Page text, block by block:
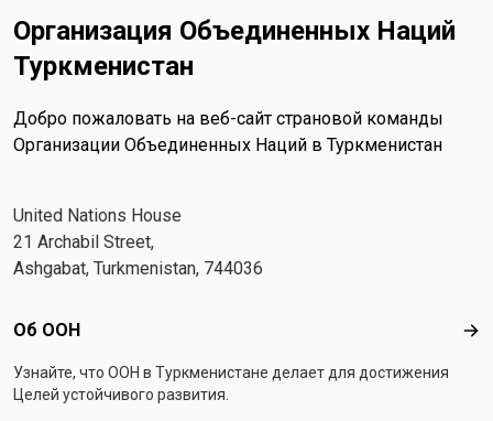
Организация Объединенных Наций
Туркменистан
Добро пожаловать на веб-сайт страновой команды
Организации Объединенных Наций в Туркменистан
United Nations House
21 Archabil Street,
Ashgabat, Turkmenistan, 744036
Footer menu
Об ООН Об
Узнайте, что ООН в Туркменистанe делает для достижения
Целей устойчивого развития.